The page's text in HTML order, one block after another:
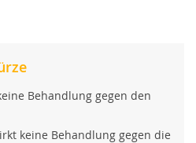
Behandlung gegen den
keine Behandlung gegen die